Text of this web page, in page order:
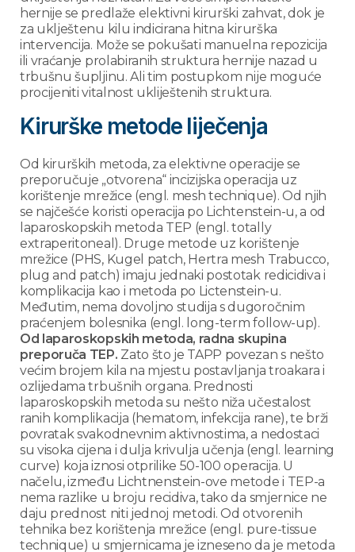
hernije se predlaže elektivni kirurški zahvat, dok je
za uklještenu kilu indicirana hitna kirurška
intervencija. Može se pokušati manuelna repozicija
ili vraćanje prolabiranih struktura hernije nazad u
trbušnu šupljinu. Ali tim postupkom nije moguće
procijeniti vitalnost ukliještenih struktura.
Kirurške metode liječenja
Od kirurških metoda, za elektivne operacije se
preporučuje „otvorena“ incizijska operacija uz
korištenje mrežice (engl. mesh technique). Od njih
se najčešće koristi operacija po Lichtenstein-u, a od
laparoskopskih metoda TEP (engl. totally
extraperitoneal). Druge metode uz korištenje
mrežice (PHS, Kugel patch, Hertra mesh Trabucco,
plug and patch) imaju jednaki postotak redicidiva i
komplikacija kao i metoda po Lictenstein-u.
Međutim, nema dovoljno studija s dugoročnim
praćenjem bolesnika (engl. long-term follow-up).
Od laparoskopskih metoda, radna skupina
preporuča TEP. Zato što je TAPP povezan s nešto
većim brojem kila na mjestu postavljanja troakara i
ozlijedama trbušnih organa. Prednosti
laparoskopskih metoda su nešto niža učestalost
ranih komplikacija (hematom, infekcija rane), te brži
povratak svakodnevnim aktivnostima, a nedostaci
su visoka cijena i dulja krivulja učenja (engl. learning
curve) koja iznosi otprilike 50-100 operacija. U
načelu, između Lichtnenstein-ove metode i TEP-a
nema razlike u broju recidiva, tako da smjernice ne
daju prednost niti jednoj metodi. Od otvorenih
tehnika bez korištenja mrežice (engl. pure-tissue
technique) u smjernicama je izneseno da je metoda